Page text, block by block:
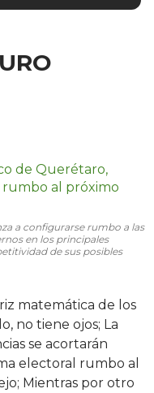
a configurarse rumbo a las
en los principales
de sus posibles
matemática de los
no tiene ojos; La
se acortarán
electoral rumbo al
Mientras por otro